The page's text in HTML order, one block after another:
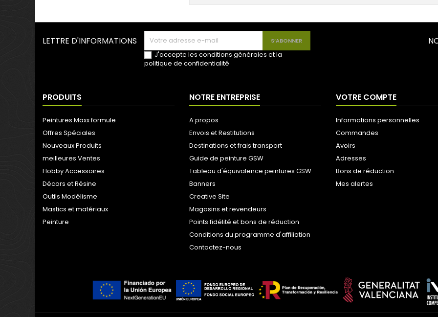
LETTRE D'INFORMATIONS
J'accepte les conditions générales et la
politique de confidentialité
PRODUITS
Peintures Maxx formule
Offres Spéciales
Nouveaux Produits
meilleures Ventes
Hobby Accessoires
Décors et Résine
Outils Modélisme
Mastics et matériaux
Peinture
NOTRE ENTREPRISE
A propos
Envois et Restitutions
Destinations et frais transport
Guide de peinture GSW
Tableau d'équivalence peintures GSW
Banners
Creative Site
Magasins et revendeurs
Points fidélité et bons de réduction
Conditions du programme d'affiliation
Contactez-nous
VOTRE COMPTE
Informations personnelles
Commandes
Avoirs
Adresses
Bons de réduction
Mes alertes